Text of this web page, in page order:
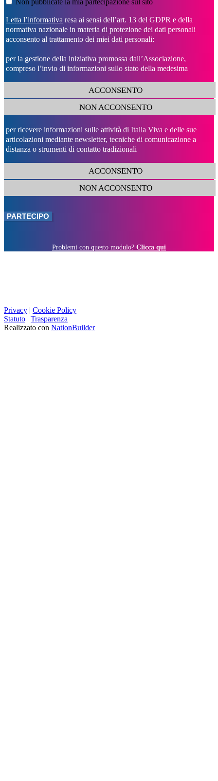
Letta l’informativa resa ai sensi dell’art. 13 del GDPR e della
normativa nazionale in materia di protezione dei dati personali
acconsento al trattamento dei miei dati personali:
per la gestione della iniziativa promossa dall’Associazione,
compreso l’invio di informazioni sullo stato della medesima
ACCONSENTO
NON ACCONSENTO
per ricevere informazioni sulle attività di Italia Viva e delle sue
articolazioni mediante newsletter, tecniche di comunicazione a
distanza o strumenti di contatto tradizionali
ACCONSENTO
NON ACCONSENTO
Problemi con questo modulo? Clicca qui
Privacy | Cookie Policy
Statuto | Trasparenza
Realizzato con NationBuilder